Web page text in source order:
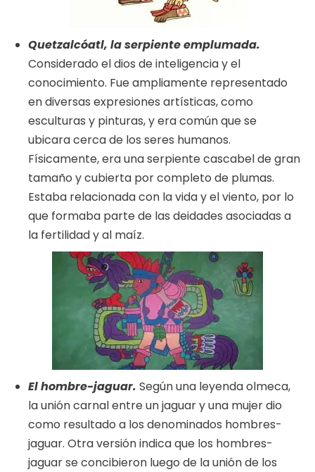
Quetzalcóatl, la serpiente emplumada.
Considerado el dios de inteligencia y el
conocimiento. Fue ampliamente representado
en diversas expresiones artísticas, como
esculturas y pinturas, y era común que se
ubicara cerca de los seres humanos.
Físicamente, era una serpiente cascabel de gran
tamaño y cubierta por completo de plumas.
Estaba relacionada con la vida y el viento, por lo
que formaba parte de las deidades asociadas a
la fertilidad y al maíz.
El hombre-jaguar. Según una leyenda olmeca,
la unión carnal entre un jaguar y una mujer dio
como resultado a los denominados hombres-
jaguar. Otra versión indica que los hombres-
jaguar se concibieron luego de la unión de los